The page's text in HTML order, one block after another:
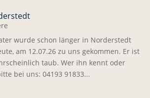
wurde schon länger in Norderstedt
am 12.07.26 zu uns gekommen. Er ist
taub. Wer ihn kennt oder
bei uns: 04193 91833...